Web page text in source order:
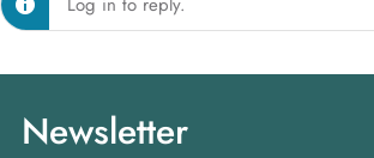
Newsletter